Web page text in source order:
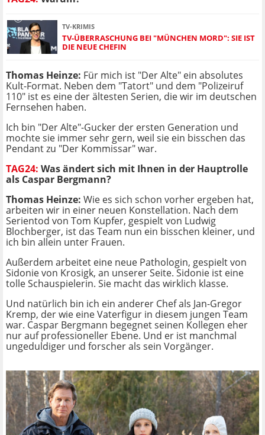
TV-KRIMIS
TV-ÜBERRASCHUNG BEI "MÜNCHEN MORD": SIE IST
DIE NEUE CHEFIN
Thomas Heinze: Für mich ist "Der Alte" ein absolutes
Kult-Format. Neben dem "Tatort" und dem "Polizeiruf
110" ist es eine der ältesten Serien, die wir im deutschen
Fernsehen haben.
Ich bin "Der Alte"-Gucker der ersten Generation und
mochte sie immer sehr gern, weil sie ein bisschen das
Pendant zu "Der Kommissar" war.
TAG24: Was ändert sich mit Ihnen in der Hauptrolle
als Caspar Bergmann?
Thomas Heinze: Wie es sich schon vorher ergeben hat,
arbeiten wir in einer neuen Konstellation. Nach dem
Serientod von Tom Kupfer, gespielt von Ludwig
Blochberger, ist das Team nun ein bisschen kleiner, und
ich bin allein unter Frauen.
Außerdem arbeitet eine neue Pathologin, gespielt von
Sidonie von Krosigk, an unserer Seite. Sidonie ist eine
tolle Schauspielerin. Sie macht das wirklich klasse.
Und natürlich bin ich ein anderer Chef als Jan-Gregor
Kremp, der wie eine Vaterfigur in diesem jungen Team
war. Caspar Bergmann begegnet seinen Kollegen eher
nur auf professioneller Ebene. Und er ist manchmal
ungeduldiger und forscher als sein Vorgänger.